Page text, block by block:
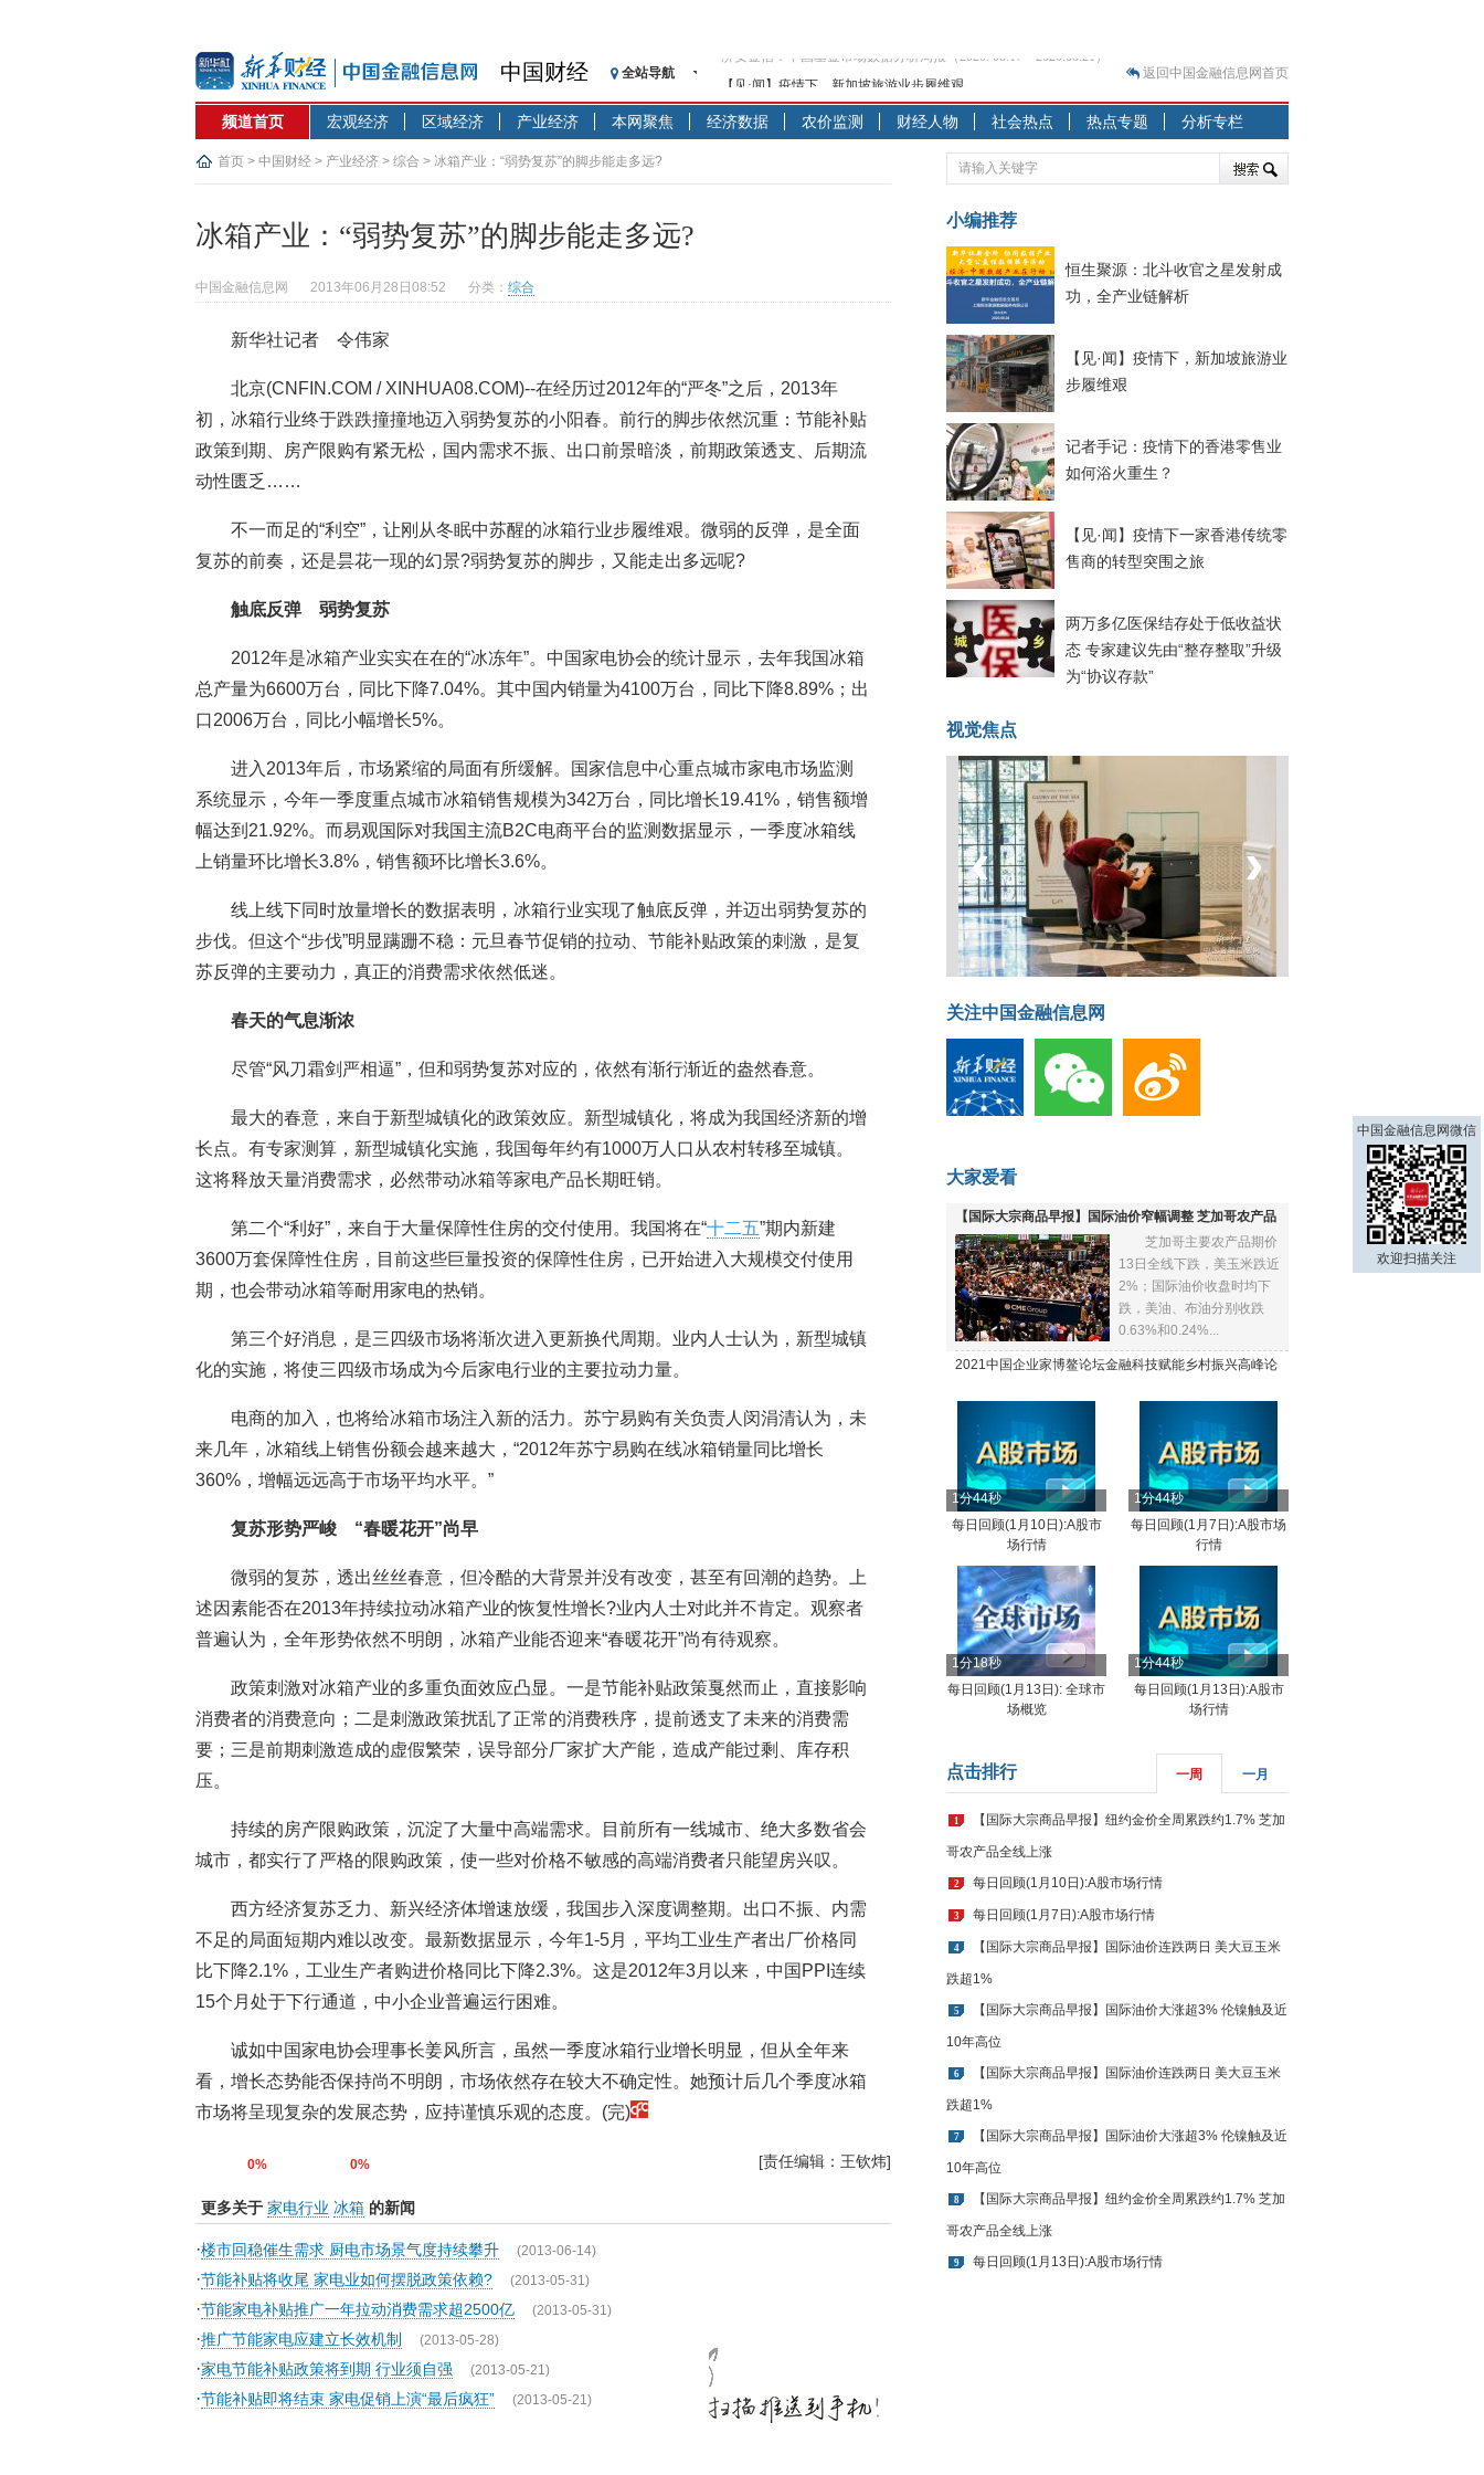
中国财经 全站导航
记者手记：疫情下的香港零售业如何浴火重生？
【见·闻】疫情下一家香港传统零售商的转型突围之旅
济安金信：中国基金市场数据分析周报（2020. 07.27—2020.07.31）
【新华财经调查】同业存单、结构性存款玩起“跷跷板” 结构性失衡藏
央行公开市场净投放300亿元 短端资金利率明显下行
基本面及股市双轮冲击 债市回调十年期债表现最弱
沥青期货连续两日涨逾3% 沪银及两粕涨势喜人
恒生聚源：北斗收官之星发射成功，全产业链解析
济安金信：中国基金市场数据分析周报（2020. 08.17—2020.08.21）
返回中国金融信息网首页
频道首页 宏观经济 区域经济 产业经济 本网聚焦 经济数据 农价监测 财经人物 社会热点 热点专题 分析专栏
首页 > 中国财经 > 产业经济 > 综合 > 冰箱产业：“弱势复苏”的脚步能走多远?
冰箱产业：“弱势复苏”的脚步能走多远?
中国金融信息网 2013年06月28日08:52 分类： 综合
新华社记者 令伟家
北京(CNFIN.COM / XINHUA08.COM)--在经历过2012年的“严冬”之后，2013年
初，冰箱行业终于跌跌撞撞地迈入弱势复苏的小阳春。前行的脚步依然沉重：节能补贴
政策到期、房产限购有紧无松，国内需求不振、出口前景暗淡，前期政策透支、后期流
动性匮乏……
不一而足的“利空”，让刚从冬眠中苏醒的冰箱行业步履维艰。微弱的反弹，是全面
复苏的前奏，还是昙花一现的幻景?弱势复苏的脚步，又能走出多远呢?
触底反弹 弱势复苏
2012年是冰箱产业实实在在的“冰冻年”。中国家电协会的统计显示，去年我国冰箱
总产量为6600万台，同比下降7.04%。其中国内销量为4100万台，同比下降8.89%；出
口2006万台，同比小幅增长5%。
进入2013年后，市场紧缩的局面有所缓解。国家信息中心重点城市家电市场监测
系统显示，今年一季度重点城市冰箱销售规模为342万台，同比增长19.41%，销售额增
幅达到21.92%。而易观国际对我国主流B2C电商平台的监测数据显示，一季度冰箱线
上销量环比增长3.8%，销售额环比增长3.6%。
线上线下同时放量增长的数据表明，冰箱行业实现了触底反弹，并迈出弱势复苏的
步伐。但这个“步伐”明显蹒跚不稳：元旦春节促销的拉动、节能补贴政策的刺激，是复
苏反弹的主要动力，真正的消费需求依然低迷。
春天的气息渐浓
尽管“风刀霜剑严相逼”，但和弱势复苏对应的，依然有渐行渐近的盎然春意。
最大的春意，来自于新型城镇化的政策效应。新型城镇化，将成为我国经济新的增
长点。有专家测算，新型城镇化实施，我国每年约有1000万人口从农村转移至城镇。
这将释放天量消费需求，必然带动冰箱等家电产品长期旺销。
第二个“利好”，来自于大量保障性住房的交付使用。我国将在“十二五”期内新建
3600万套保障性住房，目前这些巨量投资的保障性住房，已开始进入大规模交付使用
期，也会带动冰箱等耐用家电的热销。
第三个好消息，是三四级市场将渐次进入更新换代周期。业内人士认为，新型城镇
化的实施，将使三四级市场成为今后家电行业的主要拉动力量。
电商的加入，也将给冰箱市场注入新的活力。苏宁易购有关负责人闵涓清认为，未
来几年，冰箱线上销售份额会越来越大，“2012年苏宁易购在线冰箱销量同比增长
360%，增幅远远高于市场平均水平。”
复苏形势严峻 “春暖花开”尚早
微弱的复苏，透出丝丝春意，但冷酷的大背景并没有改变，甚至有回潮的趋势。上
述因素能否在2013年持续拉动冰箱产业的恢复性增长?业内人士对此并不肯定。观察者
普遍认为，全年形势依然不明朗，冰箱产业能否迎来“春暖花开”尚有待观察。
政策刺激对冰箱产业的多重负面效应凸显。一是节能补贴政策戛然而止，直接影响
消费者的消费意向；二是刺激政策扰乱了正常的消费秩序，提前透支了未来的消费需
要；三是前期刺激造成的虚假繁荣，误导部分厂家扩大产能，造成产能过剩、库存积
压。
持续的房产限购政策，沉淀了大量中高端需求。目前所有一线城市、绝大多数省会
城市，都实行了严格的限购政策，使一些对价格不敏感的高端消费者只能望房兴叹。
西方经济复苏乏力、新兴经济体增速放缓，我国步入深度调整期。出口不振、内需
不足的局面短期内难以改变。最新数据显示，今年1-5月，平均工业生产者出厂价格同
比下降2.1%，工业生产者购进价格同比下降2.3%。这是2012年3月以来，中国PPI连续
15个月处于下行通道，中小企业普遍运行困难。
诚如中国家电协会理事长姜风所言，虽然一季度冰箱行业增长明显，但从全年来
看，增长态势能否保持尚不明朗，市场依然存在较大不确定性。她预计后几个季度冰箱
市场将呈现复杂的发展态势，应持谨慎乐观的态度。(完)
0% 0% [责任编辑：王钦炜]
更多关于 家电行业 冰箱 的新闻
·楼市回稳催生需求 厨电市场景气度持续攀升 (2013-06-14)
·节能补贴将收尾 家电业如何摆脱政策依赖? (2013-05-31)
·节能家电补贴推广一年拉动消费需求超2500亿 (2013-05-31)
·推广节能家电应建立长效机制 (2013-05-28)
·家电节能补贴政策将到期 行业须自强 (2013-05-21)
·节能补贴即将结束 家电促销上演“最后疯狂” (2013-05-21)
小编推荐
恒生聚源：北斗收官之星发射成
功，全产业链解析
【见·闻】疫情下，新加坡旅游业
步履维艰
记者手记：疫情下的香港零售业
如何浴火重生？
【见·闻】疫情下一家香港传统零
售商的转型突围之旅
两万多亿医保结存处于低收益状
态 专家建议先由“整存整取”升级
为“协议存款”
视觉焦点
菲律宾：防疫降级
‹ ›
关注中国金融信息网
大家爱看
【国际大宗商品早报】国际油价窄幅调整 芝加哥农产品
全线下跌
芝加哥主要农产品期价
13日全线下跌，美玉米跌近
2%；国际油价收盘时均下
跌，美油、布油分别收跌
0.63%和0.24%...
2021中国企业家博鳌论坛金融科技赋能乡村振兴高峰论
1分44秒
每日回顾(1月10日):A股市
场行情
1分44秒
每日回顾(1月7日):A股市场
行情
1分18秒
每日回顾(1月13日): 全球市
场概览
1分44秒
每日回顾(1月13日):A股市
场行情
点击排行 一周 一月
1 【国际大宗商品早报】纽约金价全周累跌约1.7% 芝加
哥农产品全线上涨
2 每日回顾(1月10日):A股市场行情
3 每日回顾(1月7日):A股市场行情
4 【国际大宗商品早报】国际油价连跌两日 美大豆玉米
跌超1%
5 【国际大宗商品早报】国际油价大涨超3% 伦镍触及近
10年高位
6 【国际大宗商品早报】国际油价连跌两日 美大豆玉米
跌超1%
7 【国际大宗商品早报】国际油价大涨超3% 伦镍触及近
10年高位
8 【国际大宗商品早报】纽约金价全周累跌约1.7% 芝加
哥农产品全线上涨
9 每日回顾(1月13日):A股市场行情
中国金融信息网微信
欢迎扫描关注